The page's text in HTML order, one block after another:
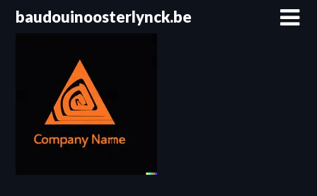
Passerbaudouinoosterlynck.be